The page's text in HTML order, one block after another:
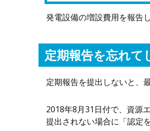
発電設備の増設費用を報告
定期報告を忘れて
定期報告を提出しないと、
2018年8月31日付で、資源
提出されない場合に「認定